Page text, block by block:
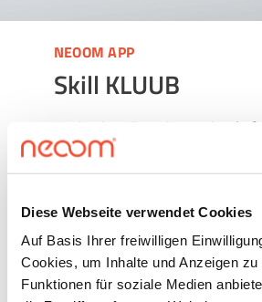
Diese Webseite verwendet Cookies
Auf Basis Ihrer freiwilligen
Cookies, um Inhalte und Anzeigen
Funktionen für soziale Medien
NEOOM APP
Skill KLUUB
Um in einer Energiegemeinschaft
handeln, brauchst du keine
dem neoom KLUUB.Der neoom
Energiegemeinschaft zu finden.
das, wir begleiten deine
durch ihr gesamtes Bestehen